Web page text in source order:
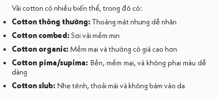
Vải cotton có nhiều biến thể, trong đó có:
Cotton thông thường: Thoáng mát nhưng dễ nhăn
Cotton combed: Sợi vải mềm mịn
Cotton organic: Mềm mại và thường có giá cao hơn
Cotton pima/supima: Bền, mềm mại, và không phai màu dễ
dàng
Cotton slub: Nhẹ tênh, thoải mái và không bám vào da